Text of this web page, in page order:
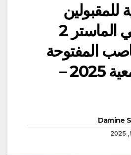
للمقبولين
للتسجيل في الماستر 2
المفتوحة
للسنة الجامعية 2025 –
Damine